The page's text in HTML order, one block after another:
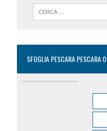
SFOGLIA PESCARA PESCARA